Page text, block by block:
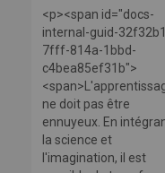
<p><span id="docs-
internal-guid-
7fff-814a-1bbd-
c4bea85ef31b">
ne doit pas être
ennuyeux. En
la science et
l'imagination, il est